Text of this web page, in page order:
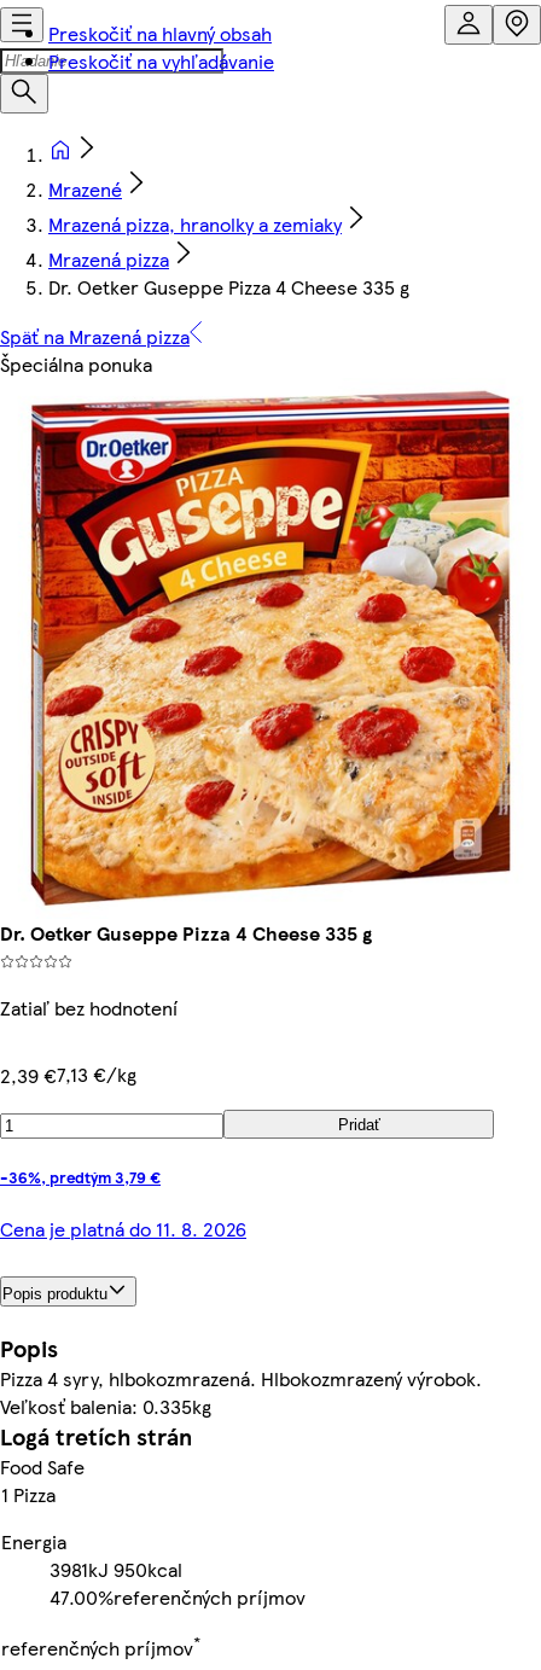
Preskočiť na hlavný obsah
Preskočiť na vyhľadávanie
Mrazené
Mrazená pizza, hranolky a zemiaky
Mrazená pizza
Dr. Oetker Guseppe Pizza 4 Cheese 335 g
Späť na Mrazená pizza
Špeciálna ponuka
Dr. Oetker Guseppe Pizza 4 Cheese 335 g
Zatiaľ bez hodnotení
2,39 €7,13 €/kg
Pridať
-36%, predtým 3,79 €
Cena je platná do 11. 8. 2026
Popis produktu
Popis
Pizza 4 syry, hlbokozmrazená. Hlbokozmrazený výrobok.
Veľkosť balenia: 0.335kg
Logá tretích strán
Food Safe
1 Pizza
Energia
3981kJ 950kcal
47.00%referenčných príjmov
referenčných príjmov*